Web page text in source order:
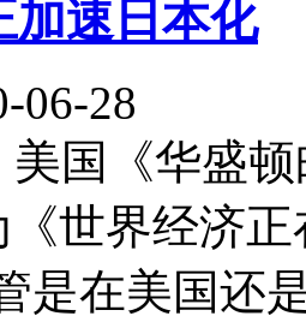
加速日本化
06-28
美国《华盛
世界经济
是在美国还